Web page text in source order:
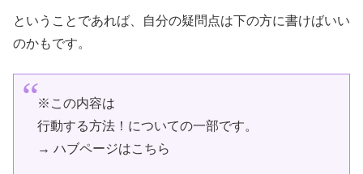
ということであれば、自分の疑問点は下の方に書けばいい
のかもです。
※この内容は
行動する方法！についての一部です。
→ ハブページはこちら